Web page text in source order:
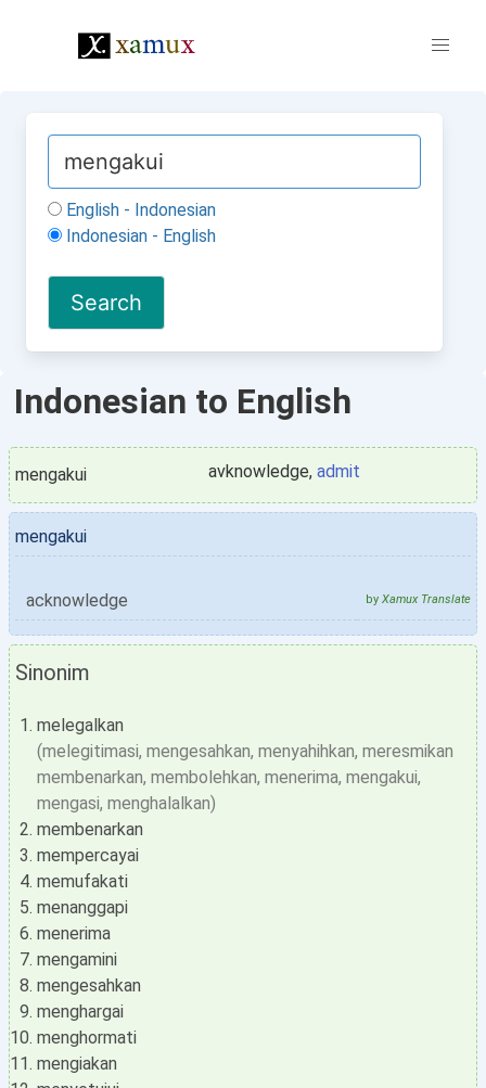
English - Indonesian
Indonesian - English
Indonesian to English
mengakui avknowledge, admit
mengakui
acknowledge by Xamux Translate
Sinonim
melegalkan
(melegitimasi, mengesahkan, menyahihkan, meresmikan
membenarkan, membolehkan, menerima, mengakui,
mengasi, menghalalkan)
membenarkan
mempercayai
memufakati
menanggapi
menerima
mengamini
mengesahkan
menghargai
menghormati
mengiakan